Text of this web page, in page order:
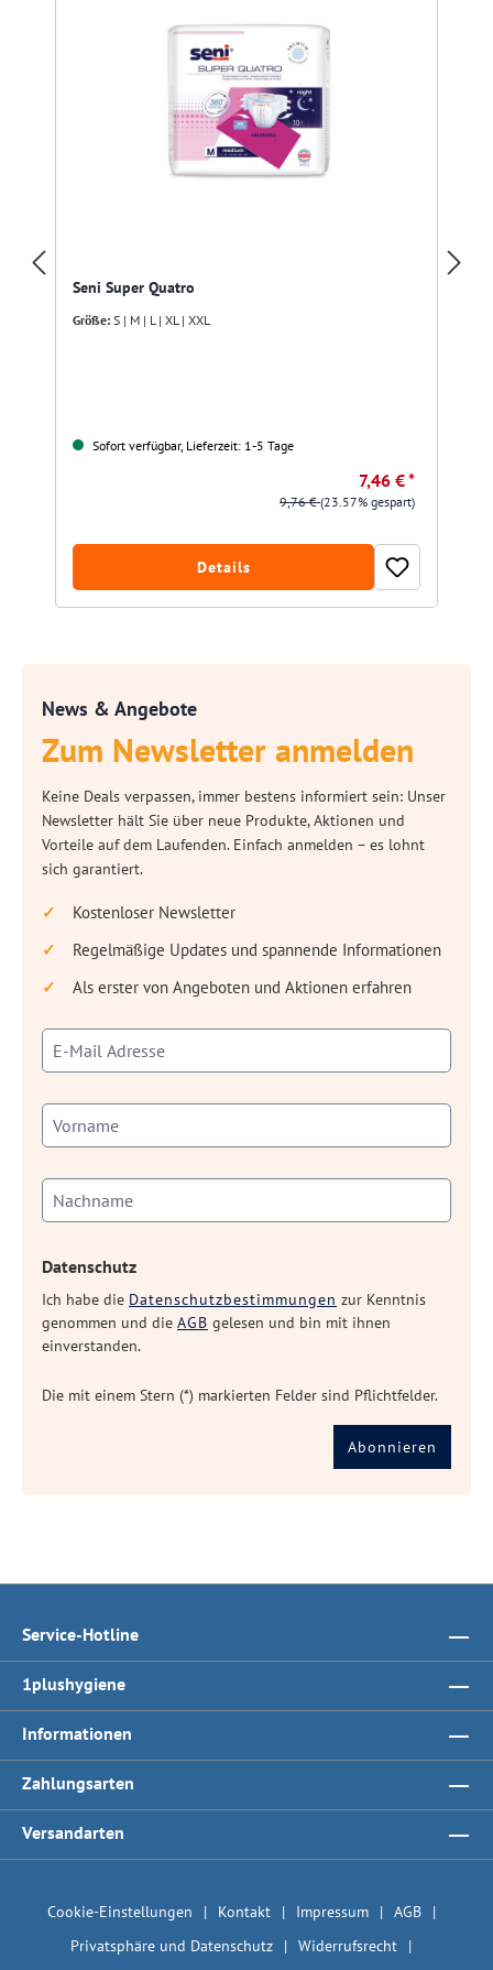
Seni Super Quatro
Größe: S | M | L | XL | XXL
Sofort verfügbar, Lieferzeit: 1-5 Tage
7,46 € *
9,76 €(23.57% gespart)
Details
News & Angebote
Zum Newsletter anmelden
Keine Deals verpassen, immer bestens informiert sein: Unser
Newsletter hält Sie über neue Produkte, Aktionen und
Vorteile auf dem Laufenden. Einfach anmelden – es lohnt
sich garantiert.
Kostenloser Newsletter
Regelmäßige Updates und spannende Informationen
Als erster von Angeboten und Aktionen erfahren
Datenschutz
Ich habe die Datenschutzbestimmungen zur Kenntnis
genommen und die AGB gelesen und bin mit ihnen
einverstanden.
Die mit einem Stern (*) markierten Felder sind Pflichtfelder.
Abonnieren
Service-Hotline
1plushygiene
Informationen
Zahlungsarten
Versandarten
Cookie-Einstellungen Kontakt Impressum
AGB
Privatsphäre und Datenschutz
Widerrufsrecht